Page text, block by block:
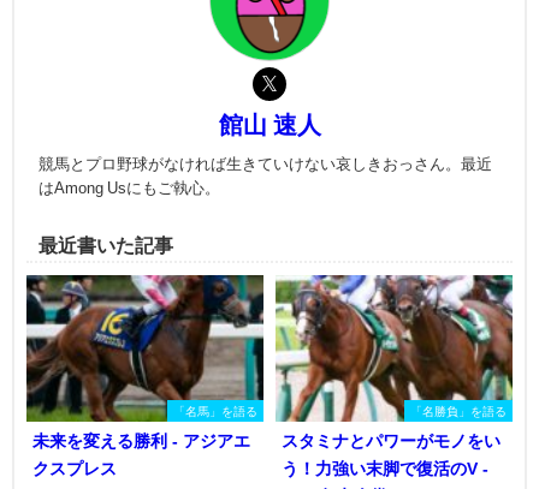
館山 速人
競馬とプロ野球がなければ生きていけない哀しきおっさん。最近
はAmong Usにもご執心。
最近書いた記事
「名馬」を語る
未来を変える勝利 - アジアエ
クスプレス
「名勝負」を語る
スタミナとパワーがモノをい
う！力強い末脚で復活のV -